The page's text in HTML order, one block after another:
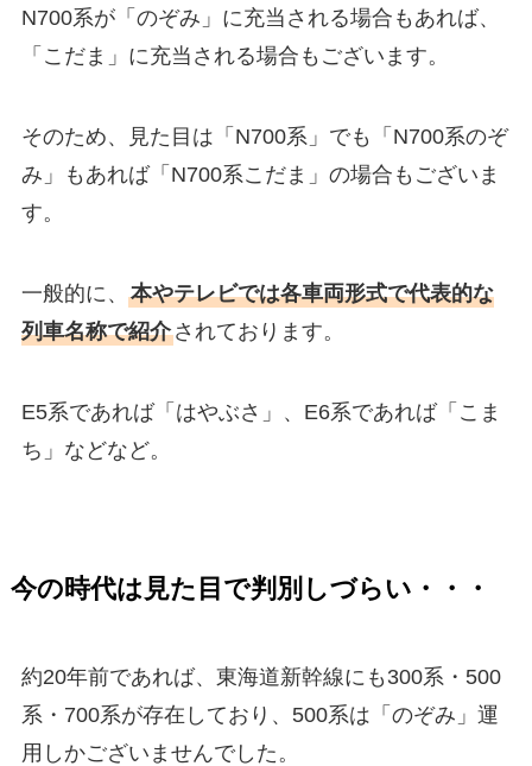
N700系が「のぞみ」に充当される場合もあれば、
「こだま」に充当される場合もございます。
そのため、見た目は「N700系」でも「N700系のぞ
み」もあれば「N700系こだま」の場合もございま
す。
一般的に、 本やテレビでは各車両形式で代表的な
列車名称で紹介されております。
E5系であれば「はやぶさ」、E6系であれば「こま
ち」などなど。
今の時代は見た目で判別しづらい・・・
約20年前であれば、東海道新幹線にも300系・500
系・700系が存在しており、500系は「のぞみ」運
用しかございませんでした。